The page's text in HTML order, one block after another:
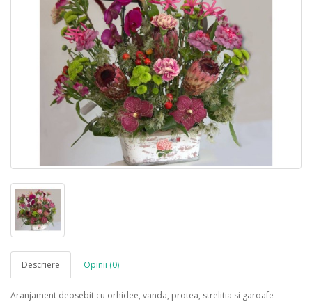
Descriere Opinii (0)
Aranjament deosebit cu orhidee, vanda, protea, strelitia si garoafe